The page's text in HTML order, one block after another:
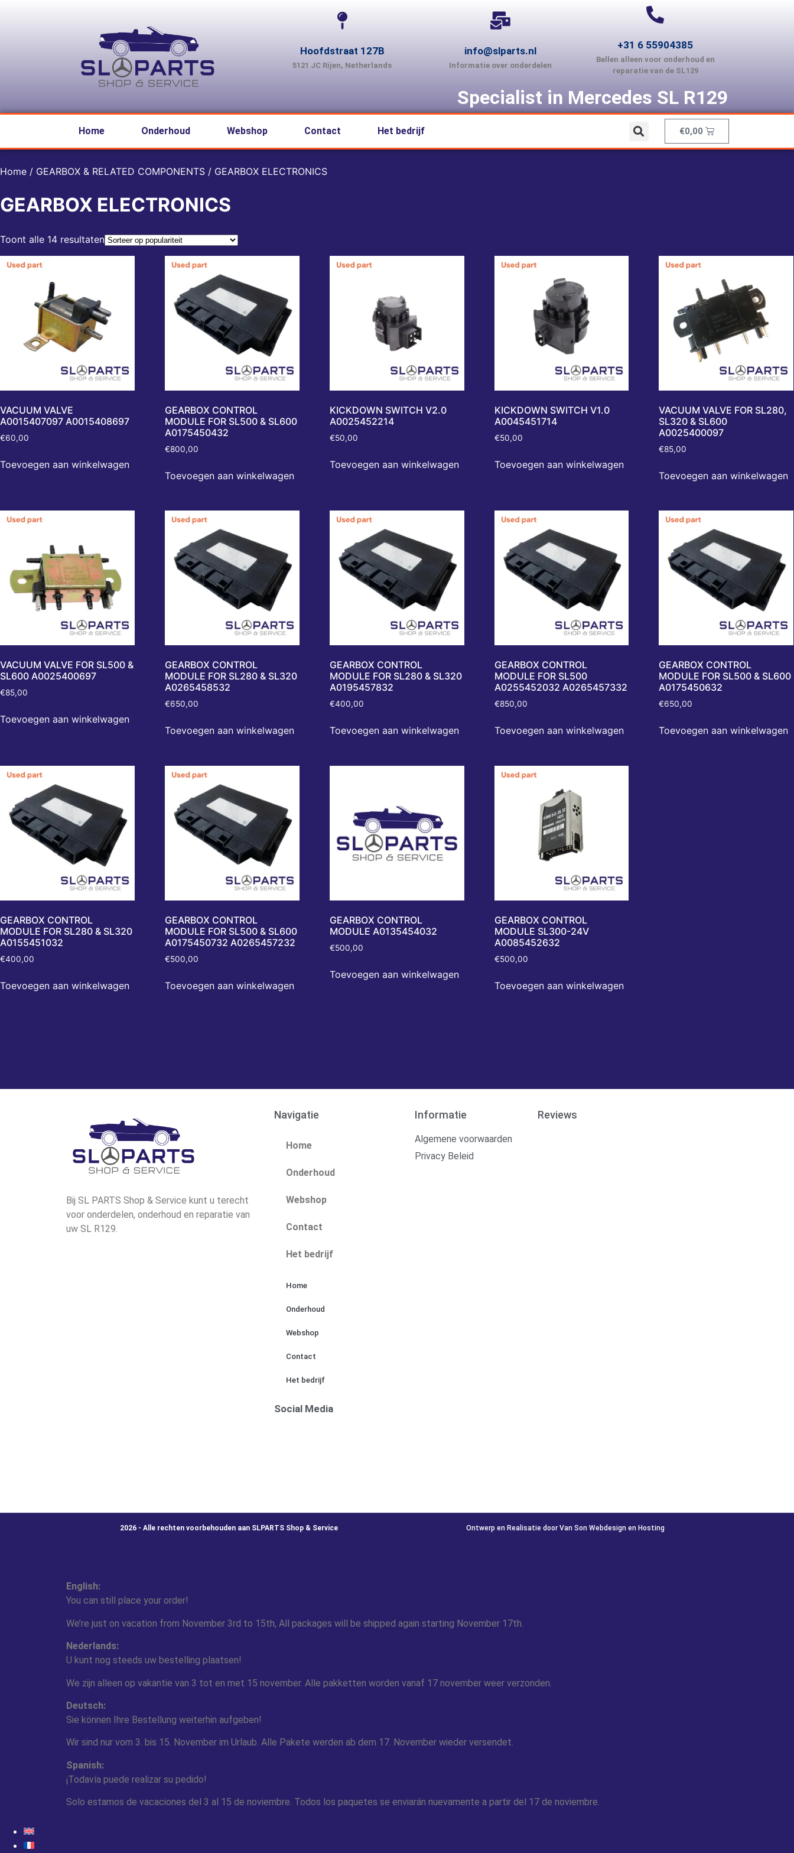
Hoofdstraat 127B
5121 JC Rijen, Netherlands
info@slparts.nl
Informatie over onderdelen
+31 6 55904385
Bellen alleen voor onderhoud en
reparatie van de SL129
Specialist in Mercedes SL R129
Home Onderhoud Webshop Contact Het bedrijf €0,00
Home / GEARBOX & RELATED COMPONENTS / GEARBOX ELECTRONICS
GEARBOX ELECTRONICS
Toont alle 14 resultaten
VACUUM VALVE
A0015407097 A0015408697
€60,00
Toevoegen aan winkelwagen
GEARBOX CONTROL
MODULE FOR SL500 & SL600
A0175450432
€800,00
Toevoegen aan winkelwagen
KICKDOWN SWITCH V2.0
A0025452214
€50,00
Toevoegen aan winkelwagen
KICKDOWN SWITCH V1.0
A0045451714
€50,00
Toevoegen aan winkelwagen
VACUUM VALVE FOR SL280,
SL320 & SL600
A0025400097
€85,00
Toevoegen aan winkelwagen
VACUUM VALVE FOR SL500 &
SL600 A0025400697
€85,00
Toevoegen aan winkelwagen
GEARBOX CONTROL
MODULE FOR SL280 & SL320
A0265458532
€650,00
Toevoegen aan winkelwagen
GEARBOX CONTROL
MODULE FOR SL280 & SL320
A0195457832
€400,00
Toevoegen aan winkelwagen
GEARBOX CONTROL
MODULE FOR SL500
A0255452032 A0265457332
€850,00
Toevoegen aan winkelwagen
GEARBOX CONTROL
MODULE FOR SL500 & SL600
A0175450632
€650,00
Toevoegen aan winkelwagen
GEARBOX CONTROL
MODULE FOR SL280 & SL320
A0155451032
€400,00
Toevoegen aan winkelwagen
GEARBOX CONTROL
MODULE FOR SL500 & SL600
A0175450732 A0265457232
€500,00
Toevoegen aan winkelwagen
GEARBOX CONTROL
MODULE A0135454032
€500,00
Toevoegen aan winkelwagen
GEARBOX CONTROL
MODULE SL300-24V
A0085452632
€500,00
Toevoegen aan winkelwagen
Bij SL PARTS Shop & Service kunt u terecht
voor onderdelen, onderhoud en reparatie van
uw SL R129.
Navigatie
Home
Onderhoud
Webshop
Contact
Het bedrijf
Home
Onderhoud
Webshop
Contact
Het bedrijf
Social Media
Informatie
Algemene voorwaarden
Privacy Beleid
Reviews
2026 - Alle rechten voorbehouden aan SLPARTS Shop & Service Ontwerp en Realisatie door Van Son Webdesign en Hosting
English:
You can still place your order!
We’re just on vacation from November 3rd to 15th, All packages will be shipped again starting November 17th.
Nederlands:
U kunt nog steeds uw bestelling plaatsen!
We zijn alleen op vakantie van 3 tot en met 15 november. Alle pakketten worden vanaf 17 november weer verzonden.
Deutsch:
Sie können Ihre Bestellung weiterhin aufgeben!
Wir sind nur vom 3. bis 15. November im Urlaub. Alle Pakete werden ab dem 17. November wieder versendet.
Spanish:
¡Todavía puede realizar su pedido!
Solo estamos de vacaciones del 3 al 15 de noviembre. Todos los paquetes se enviarán nuevamente a partir del 17 de noviembre.